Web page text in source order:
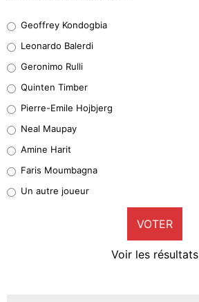
38%
32%
5%
1%
9%
Geoffrey Kondogbia
Leonardo Balerdi
Geronimo Rulli
Quinten Timber
Pierre-Emile Hojbjerg
Neal Maupay
Amine Harit
Faris Moumbagna
Un autre joueur
VOTER
Voir les résultats